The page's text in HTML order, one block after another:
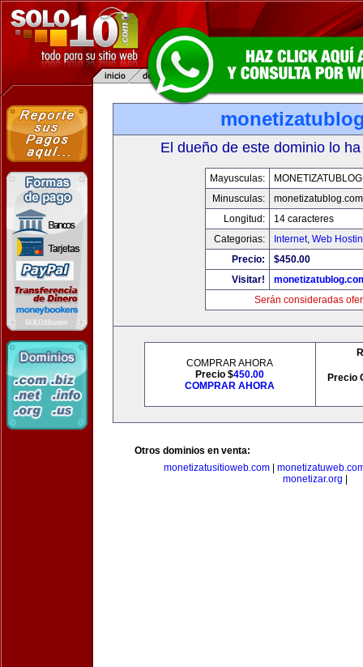
El dueño de este dominio lo
Mayusculas:
Minusculas:
monetizatublog.com
Longitud:
14 caracteres
Categorias:
Internet, Web
Precio:
$450.00
Visitar!
Serán consideradas
COMPRAR AHORA
Precio $450.00
COMPRAR AHORA
Precio
Otros dominios en venta:
monetizatusitioweb.com
monetizar.org